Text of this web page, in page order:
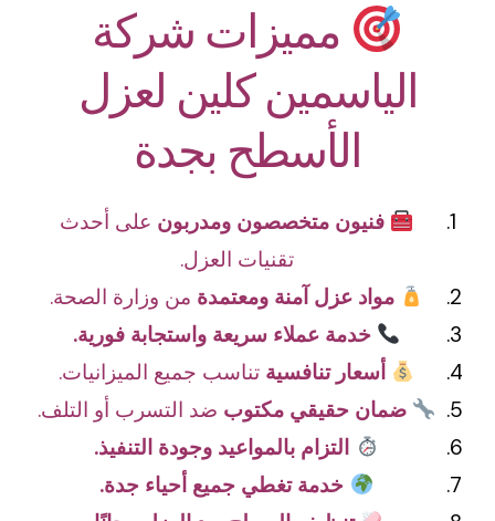
مميزات شركة
الياسمين كلين لعزل
الأسطح بجدة
فنيون متخصصون ومدربون على أحدث
تقنيات العزل.
مواد عزل آمنة ومعتمدة من وزارة الصحة.
خدمة عملاء سريعة واستجابة فورية.
أسعار تنافسية تناسب جميع الميزانيات.
ضمان حقيقي مكتوب ضد التسرب أو التلف.
التزام بالمواعيد وجودة التنفيذ.
خدمة تغطي جميع أحياء جدة.